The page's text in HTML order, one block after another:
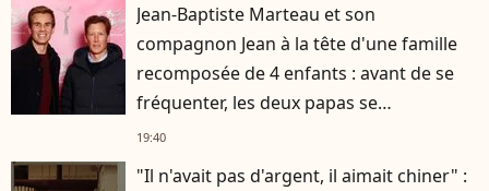
Jean-Baptiste Marteau et son
compagnon Jean à la tête d'une famille
recomposée de 4 enfants : avant de se
fréquenter, les deux papas se
connaissaient depuis des années
19:40
"Il n'avait pas d'argent, il aimait chiner" :